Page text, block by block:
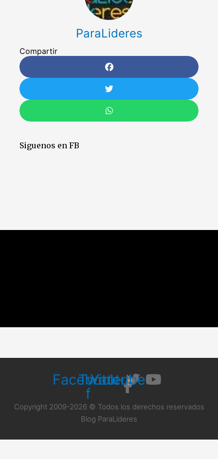
ParaLideres
Compartir
Siguenos en FB
Facebook-
f
Twitter
Youtube
Copyright 2009-2026 © Todos los derechos reservados
Blog ParaLideres